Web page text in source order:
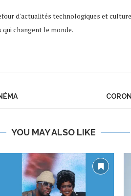
d'actualités technologiques et
changent le monde.
YOU MAY ALSO LIKE